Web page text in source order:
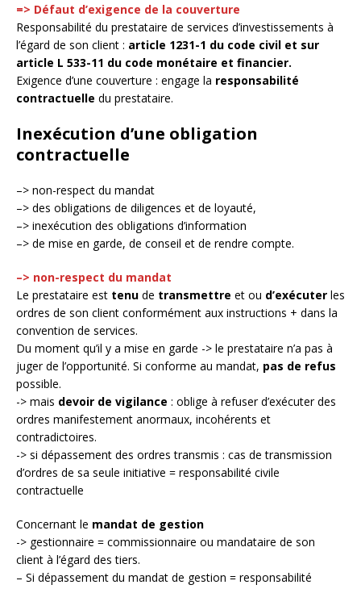
=> Défaut d’exigence de la couverture
Responsabilité du prestataire de services d’investissements à
l’égard de son client : article 1231-1 du code civil et sur
article L 533-11 du code monétaire et financier.
Exigence d’une couverture : engage la responsabilité
contractuelle du prestataire.
Inexécution d’une obligation
contractuelle
–> non-respect du mandat
–> des obligations de diligences et de loyauté,
–> inexécution des obligations d’information
–> de mise en garde, de conseil et de rendre compte.
–> non-respect du mandat
Le prestataire est tenu de transmettre et ou d’exécuter les
ordres de son client conformément aux instructions + dans la
convention de services.
Du moment qu’il y a mise en garde -> le prestataire n’a pas à
juger de l’opportunité. Si conforme au mandat, pas de refus
possible.
-> mais devoir de vigilance : oblige à refuser d’exécuter des
ordres manifestement anormaux, incohérents et
contradictoires.
-> si dépassement des ordres transmis : cas de transmission
d’ordres de sa seule initiative = responsabilité civile
contractuelle
Concernant le mandat de gestion
-> gestionnaire = commissionnaire ou mandataire de son
client à l’égard des tiers.
– Si dépassement du mandat de gestion = responsabilité